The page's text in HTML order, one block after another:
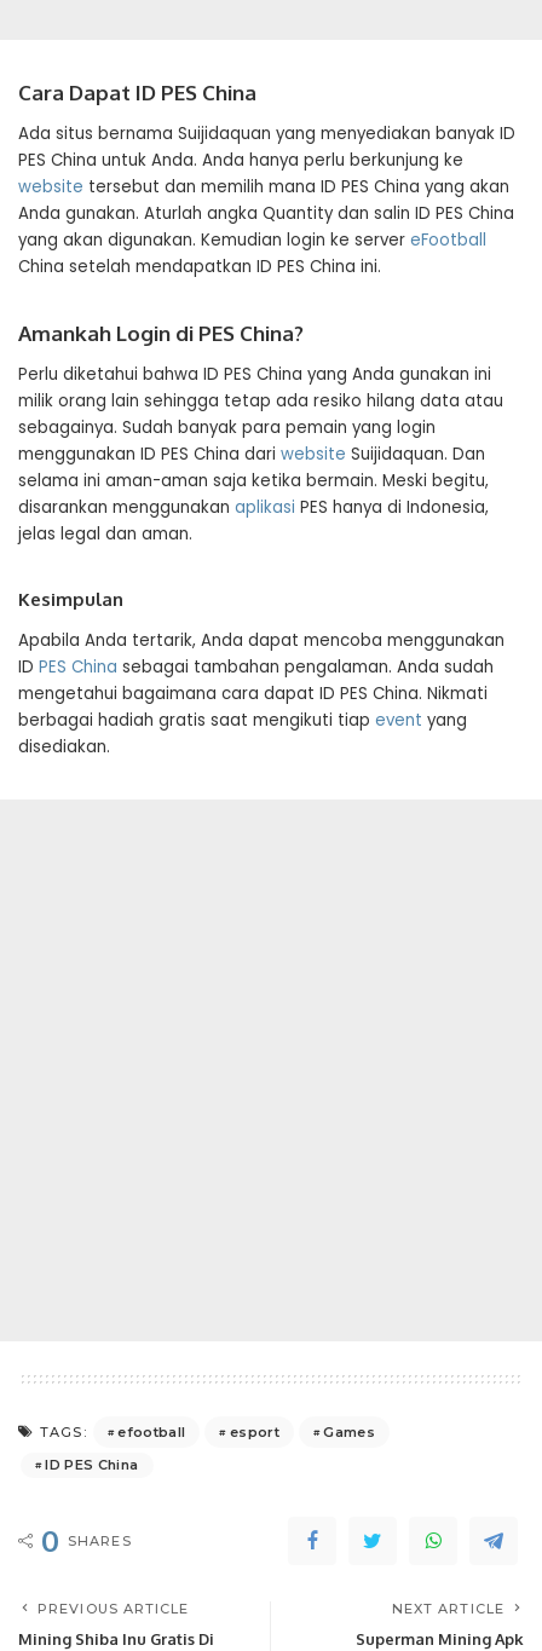
Cara Dapat ID PES China
Ada situs bernama Suijidaquan yang menyediakan banyak ID
PES China untuk Anda. Anda hanya perlu berkunjung ke
website tersebut dan memilih mana ID PES China yang akan
Anda gunakan. Aturlah angka Quantity dan salin ID PES China
yang akan digunakan. Kemudian login ke server eFootball
China setelah mendapatkan ID PES China ini.
Amankah Login di PES China?
Perlu diketahui bahwa ID PES China yang Anda gunakan ini
milik orang lain sehingga tetap ada resiko hilang data atau
sebagainya. Sudah banyak para pemain yang login
menggunakan ID PES China dari website Suijidaquan. Dan
selama ini aman-aman saja ketika bermain. Meski begitu,
disarankan menggunakan aplikasi PES hanya di Indonesia,
jelas legal dan aman.
Kesimpulan
Apabila Anda tertarik, Anda dapat mencoba menggunakan
ID PES China sebagai tambahan pengalaman. Anda sudah
mengetahui bagaimana cara dapat ID PES China. Nikmati
berbagai hadiah gratis saat mengikuti tiap event yang
disediakan.
TAGS: efootball esport
Games
ID PES China
0 SHARES
PREVIOUS ARTICLE
Mining Shiba Inu Gratis Di
NEXT ARTICLE
Superman Mining Apk